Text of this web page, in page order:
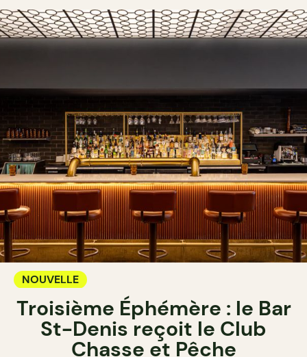
NOUVELLE
Troisième Éphémère : le Bar
St-Denis reçoit le Club
Chasse et Pêche